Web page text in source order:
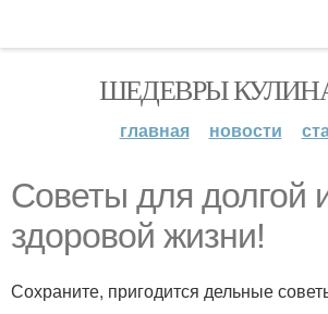
ШЕДЕВРЫ
главная новости
Советы для долгой
здоровой жизни!
Сохраните, пригодится дельные